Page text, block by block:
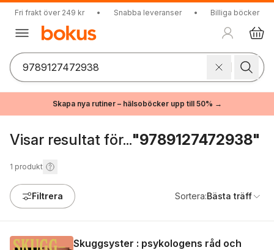
Fri frakt över 249 kr • Snabba leveranser • Billiga böcker
Skapa nya rutiner – hälsoböcker upp till 50% →
Visar resultat för..."9789127472938"
1 produkt
Filtrera Sortera:Bästa träff
Skuggsyster : psykologens råd och